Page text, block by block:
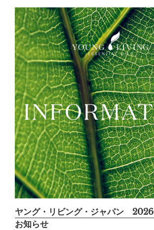
ヤング・リビング・ジャパン
お知らせ